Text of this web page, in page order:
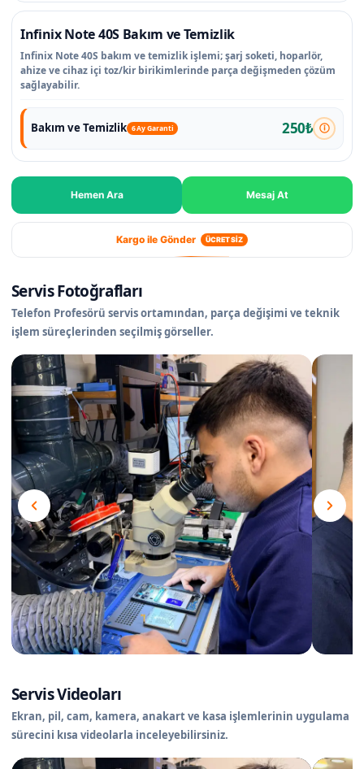
Infinix Note 40S Bakım ve Temizlik
Infinix Note 40S bakım ve temizlik işlemi; şarj soketi, hoparlör,
ahize ve cihaz içi toz/kir birikimlerinde parça değişmeden çözüm
sağlayabilir.
Bakım ve Temizlik 6 Ay Garanti 250₺
Hemen Ara Mesaj At
Kargo ile Gönder ÜCRETSİZ
Servis Fotoğrafları
Telefon Profesörü servis ortamından, parça değişimi ve teknik
işlem süreçlerinden seçilmiş görseller.
Servis Videoları
Ekran, pil, cam, kamera, anakart ve kasa işlemlerinin uygulama
sürecini kısa videolarla inceleyebilirsiniz.